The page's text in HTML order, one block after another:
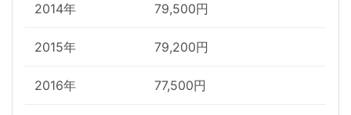
2014年 79,500円
2015年 79,200円
2016年 77,500円